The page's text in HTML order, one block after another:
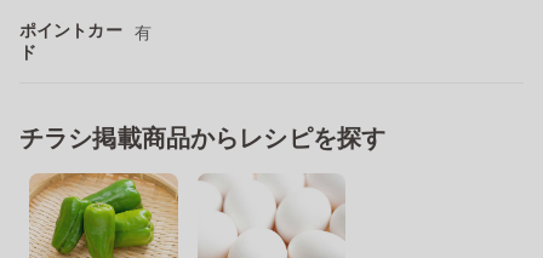
ポイントカー
ド
有
チラシ掲載商品からレシピを探す